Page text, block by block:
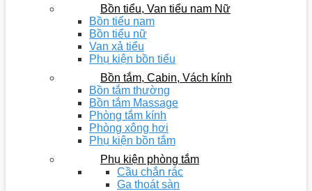
Bồn tiểu, Van tiểu nam Nữ
Bồn tiểu nam
Bồn tiểu nữ
Van xả tiểu
Phụ kiện bồn tiểu
Bồn tắm, Cabin, Vách kính
Bồn tắm thường
Bồn tắm Massage
Phòng tắm kính
Phòng xông hơi
Phụ kiện bồn tắm
Phụ kiện phòng tắm
Cầu chắn rác
Ga thoát sàn